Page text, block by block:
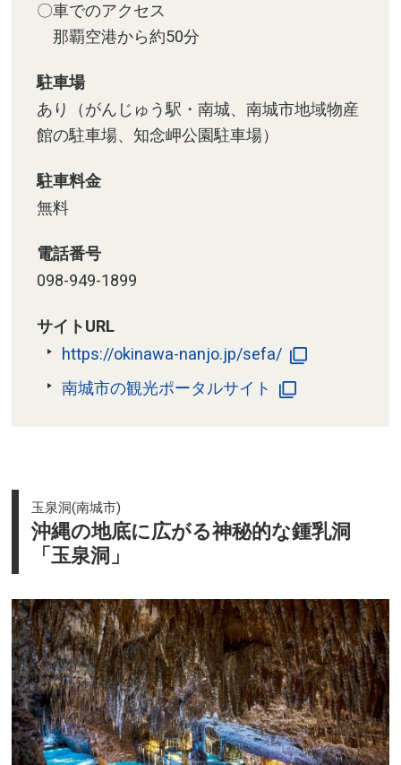
〇車でのアクセス
那覇空港から約50分
駐車場
あり（がんじゅう駅・南城、南城市地域物産
館の駐車場、知念岬公園駐車場）
駐車料金
無料
電話番号
098-949-1899
サイトURL
https://okinawa-nanjo.jp/sefa/
南城市の観光ポータルサイト
玉泉洞(南城市)
沖縄の地底に広がる神秘的な鍾乳洞
「玉泉洞」